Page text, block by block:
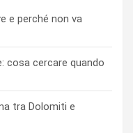
e perché non va
cosa cercare quando
tra Dolomiti e